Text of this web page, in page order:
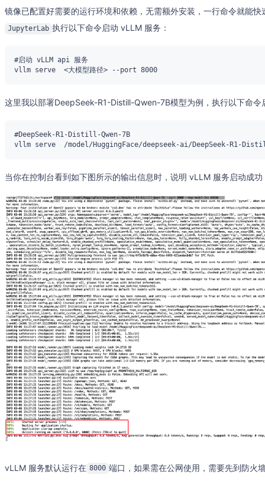
镜像已配置好需要的运行环境和依赖，无需额外安装，一行命令就能
JupyterLab 执行以下命令启动 vLLM 服务：
这里我以部署DeepSeek-R1-Distill-Qwen-7B模型为例，执行以下命令
当你在控制台看到如下图所示的输出信息时，说明 vLLM 服务启动成功
vLLM 服务默认运行在 8000 端口，如果需在公网使用，需要先到防火